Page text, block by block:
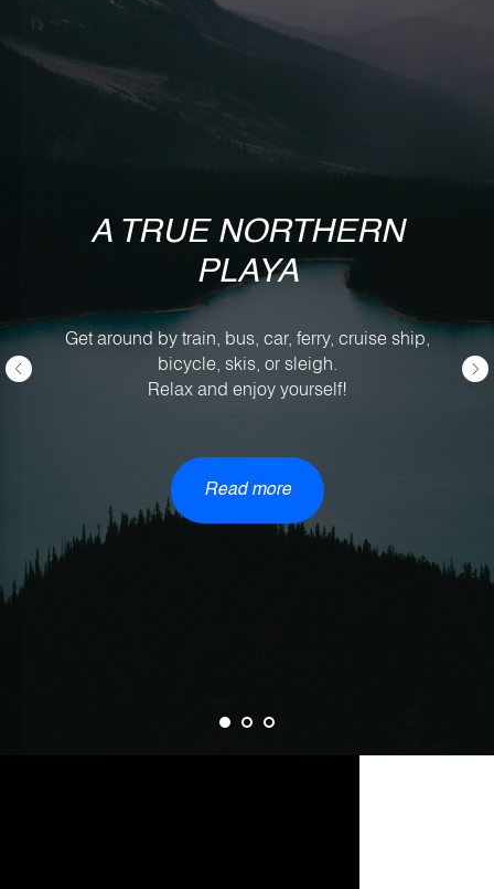
A TRUE NORTHERN
PLAYA
Get around by train, bus, car, ferry, cruise ship,
bicycle, skis, or sleigh.
Relax and enjoy yourself!
Read more